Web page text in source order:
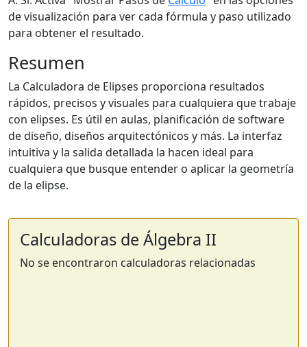
de visualización para ver cada fórmula y paso utilizado
para obtener el resultado.
Resumen
La Calculadora de Elipses proporciona resultados
rápidos, precisos y visuales para cualquiera que trabaje
con elipses. Es útil en aulas, planificación de software
de diseño, diseños arquitectónicos y más. La interfaz
intuitiva y la salida detallada la hacen ideal para
cualquiera que busque entender o aplicar la geometría
de la elipse.
Calculadoras de Álgebra II
No se encontraron calculadoras relacionadas